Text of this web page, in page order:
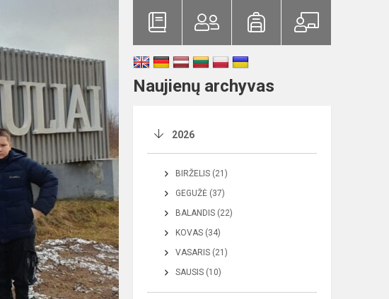
Naujienų archyvas
2026
BIRŽELIS (21)
GEGUŽĖ (37)
BALANDIS (22)
KOVAS (34)
VASARIS (21)
SAUSIS (10)